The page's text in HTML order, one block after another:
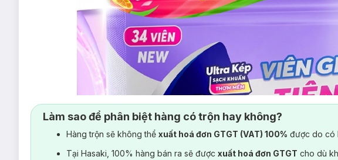
Làm sao để phân biệt hàng có trộn hay không?
Hàng trộn sẽ không thể xuất hoá đơn GTGT (VAT) 100% được do có
Tại Hasaki, 100% hàng bán ra sẽ được xuất hoá đơn GTGT cho dù